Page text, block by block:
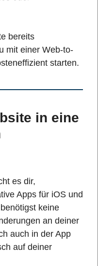
bereits
mit einer Web-to-
starten.
in eine
es dir,
Apps für iOS und
keine
an deiner
auch in der App
auf deiner